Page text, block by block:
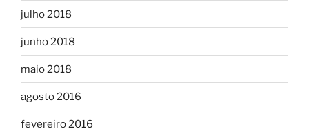
julho 2018
junho 2018
maio 2018
agosto 2016
fevereiro 2016